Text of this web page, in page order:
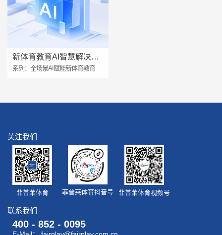
新体育教育AI智慧解决方案
系列：全场景AI赋能新体育教育
关注我们
菲普莱体育 菲普莱体育抖音号 菲普莱体育视频号
联系我们
400 - 852 - 0095